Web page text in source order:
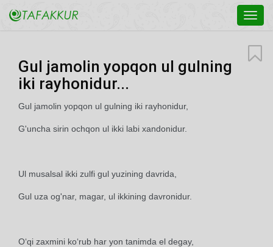
Gul jamolin yopqon ul gulning
iki rayhonidur...
Gul jamolin yopqon ul gulning iki rayhonidur,
G'uncha sirin ochqon ul ikki labi xandonidur.
Ul musalsal ikki zulfi gul yuzining davrida,
Gul uza og'nar, magar, ul ikkining davronidur.
O‘qi zaxmini ko‘rub har yon tanimda el degay,